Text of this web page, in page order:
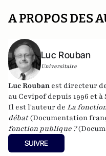
A PROPOS DES
Luc Rouban
Universitaire
Luc Rouban est directeur
au Cevipof depuis 1996 et à
Il est l'auteur de La
débat(Documentation
fonction publique ?
démocratie représentative
(Documentation française,
SUIVRE